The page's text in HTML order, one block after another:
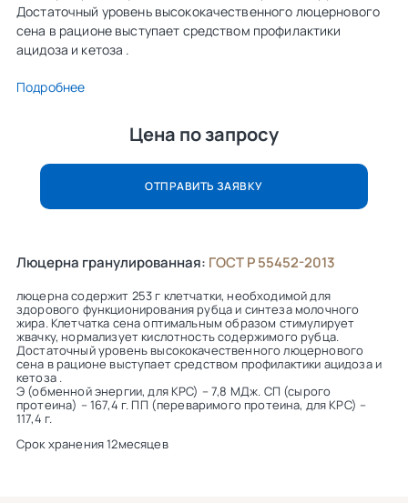
Достаточный уровень высококачественного люцернового
сена в рационе выступает средством профилактики
ацидоза и кетоза .
Подробнее
Цена по запросу
ОТПРАВИТЬ ЗАЯВКУ
Люцерна гранулированная: ГОСТ Р 55452-2013
люцерна содержит 253 г клетчатки, необходимой для
здорового функционирования рубца и синтеза молочного
жира. Клетчатка сена оптимальным образом стимулирует
жвачку, нормализует кислотность содержимого рубца.
Достаточный уровень высококачественного люцернового
сена в рационе выступает средством профилактики ацидоза и
кетоза .
Э (обменной энергии, для КРС) – 7,8 МДж. СП (сырого
протеина) – 167,4 г. ПП (переваримого протеина, для КРС) –
117,4 г.
Срок хранения 12месяцев